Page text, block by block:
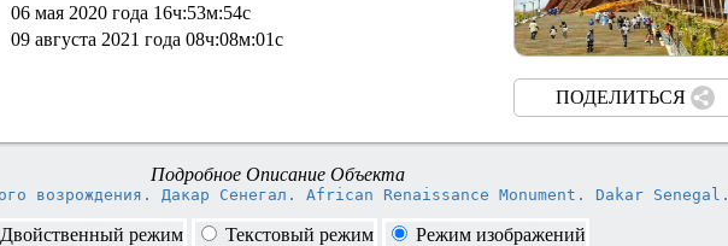
06 мая 2020 года 16ч:53м:54с
09 августа 2021 года 08ч:08м:01с
ПОДЕЛИТЬСЯ
Подробное Описание Объекта
Монумент Африканского возрождения. Дакар Сенегал. African Renaissance Monument. Dakar Senegal.
Двойственный режим Текстовый режим Режим изображений